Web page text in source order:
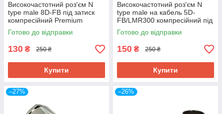
Високочастотний роз'єм N
type male 8D-FB під затиск
компресійний Premium
Готово до відправки
130 ₴ 250 ₴
Купити
Високочастотний роз'єм N
type male на кабель 5D-
FB/LMR300 компресійний під
затиск Premium
Готово до відправки
150 ₴ 250 ₴
Купити
–27% –26%